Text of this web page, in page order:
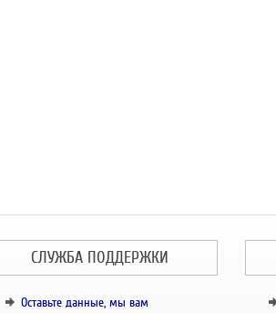
СЛУЖБА ПОДДЕРЖКИ
Оставьте данные, мы вам